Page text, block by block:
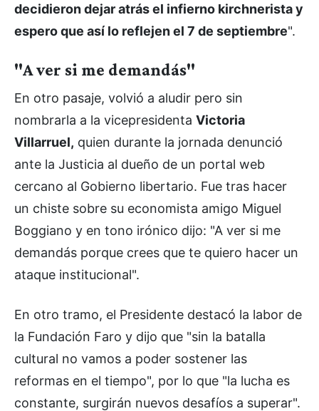
decidieron dejar atrás el infierno kirchnerista y
espero que así lo reflejen el 7 de septiembre".
"A ver si me demandás"
En otro pasaje, volvió a aludir pero sin
nombrarla a la vicepresidenta Victoria
Villarruel, quien durante la jornada denunció
ante la Justicia al dueño de un portal web
cercano al Gobierno libertario. Fue tras hacer
un chiste sobre su economista amigo Miguel
Boggiano y en tono irónico dijo: "A ver si me
demandás porque crees que te quiero hacer un
ataque institucional".
En otro tramo, el Presidente destacó la labor de
la Fundación Faro y dijo que "sin la batalla
cultural no vamos a poder sostener las
reformas en el tiempo", por lo que "la lucha es
constante, surgirán nuevos desafíos a superar".